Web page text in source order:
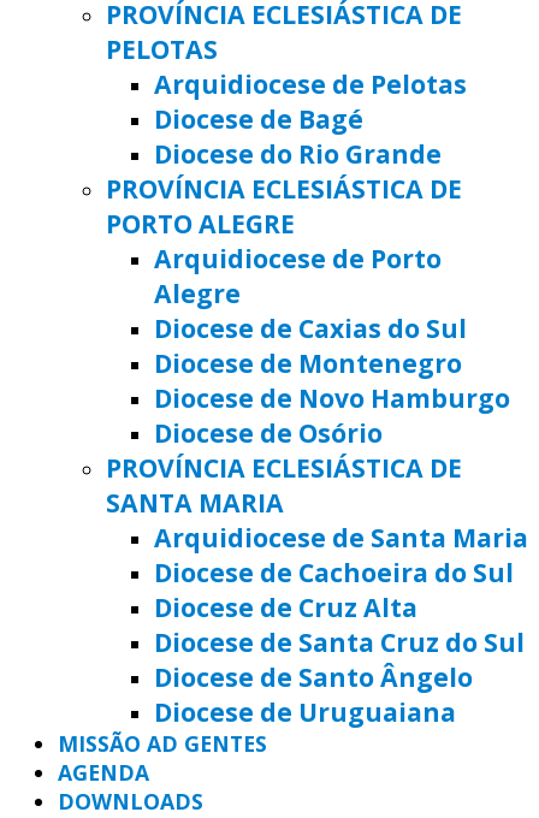
PROVÍNCIA ECLESIÁSTICA DE
PELOTAS
Arquidiocese de Pelotas
Diocese de Bagé
Diocese do Rio Grande
PROVÍNCIA ECLESIÁSTICA DE
PORTO ALEGRE
Arquidiocese de Porto
Alegre
Diocese de Caxias do Sul
Diocese de Montenegro
Diocese de Novo Hamburgo
Diocese de Osório
PROVÍNCIA ECLESIÁSTICA DE
SANTA MARIA
Arquidiocese de Santa Maria
Diocese de Cachoeira do Sul
Diocese de Cruz Alta
Diocese de Santa Cruz do Sul
Diocese de Santo Ângelo
Diocese de Uruguaiana
MISSÃO AD GENTES
AGENDA
DOWNLOADS